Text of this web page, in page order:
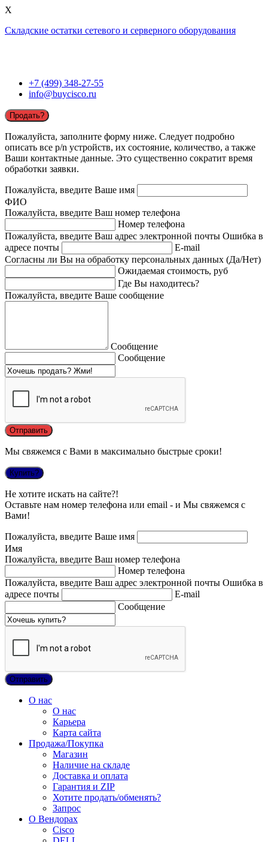
X
Складские остатки сетевого и серверного оборудования
+7 (499) 348-27-55
info@buycisco.ru
Продать?
Пожалуйста, заполните форму ниже. Следует подробно
описать все p/n устройств, их состояние, количество, а также
Ваши контактные данные. Это существенно сократит время
обработки заявки.
Пожалуйста, введите Ваше имя
ФИО
Пожалуйста, введите Ваш номер телефона
Номер телефона
Пожалуйста, введите Ваш адрес электронной почты Ошибка в
адресе почты
E-mail
Согласны ли Вы на обработку персональных данных (Да/Нет)
Ожидаемая стоимость, руб
Где Вы находитесь?
Пожалуйста, введите Ваше сообщение
Сообщение
Сообщение
Мы свяжемся с Вами в максимально быстрые сроки!
Купить?
Не хотите искать на сайте?!
Оставьте нам номер телефона или email - и Мы свяжемся с
Вами!
Пожалуйста, введите Ваше имя
Имя
Пожалуйста, введите Ваш номер телефона
Номер телефона
Пожалуйста, введите Ваш адрес электронной почты Ошибка в
адресе почты
E-mail
Сообщение
О нас
О нас
Карьера
Карта сайта
Продажа/Покупка
Магазин
Наличие на складе
Доставка и оплата
Гарантия и ZIP
Хотите продать/обменять?
Запрос
О Вендорах
Cisco